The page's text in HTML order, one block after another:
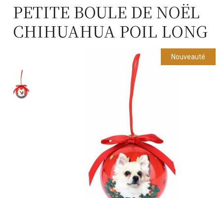
PETITE BOULE DE NOËL
CHIHUAHUA POIL LONG
Nouveauté